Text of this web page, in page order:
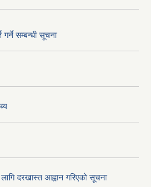
गर्ने सम्बन्धी सूचना
लागि दरखास्त आह्वान गरिएको सूचना